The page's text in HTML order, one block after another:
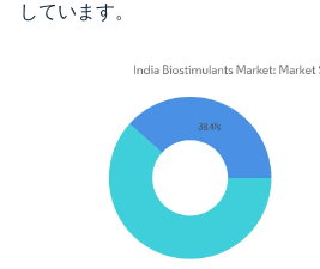
しています。